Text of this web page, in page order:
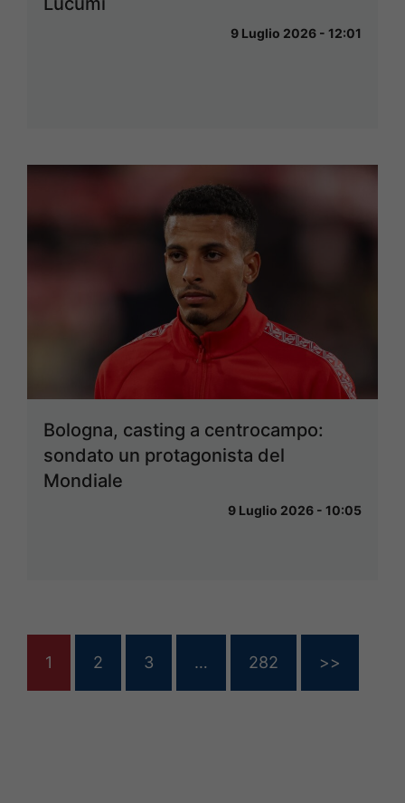
9 Luglio 2026 - 12:01
Bologna, casting a centrocampo:
sondato un protagonista del
Mondiale
9 Luglio 2026 - 10:05
1 2 3 … 282 >>